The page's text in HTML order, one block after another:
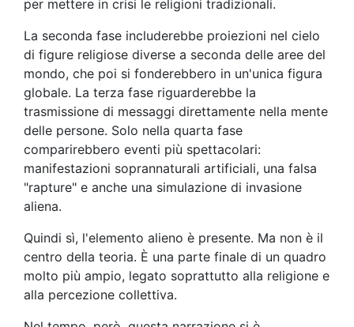
per mettere in crisi le religioni tradizionali.
La seconda fase includerebbe proiezioni nel cielo
di figure religiose diverse a seconda delle aree del
mondo, che poi si fonderebbero in un'unica figura
globale. La terza fase riguarderebbe la
trasmissione di messaggi direttamente nella mente
delle persone. Solo nella quarta fase
comparirebbero eventi più spettacolari:
manifestazioni soprannaturali artificiali, una falsa
"rapture" e anche una simulazione di invasione
aliena.
Quindi sì, l'elemento alieno è presente. Ma non è il
centro della teoria. È una parte finale di un quadro
molto più ampio, legato soprattutto alla religione e
alla percezione collettiva.